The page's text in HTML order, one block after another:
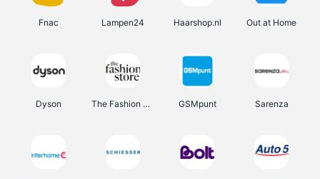
Fnac Lampen24 Haarshop.nl Out at Home
Dyson The Fashion Store GSMpunt Sarenza